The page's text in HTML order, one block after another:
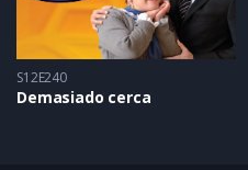
S12E240
Demasiado cerca